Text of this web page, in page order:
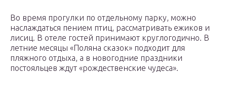
Во время прогулки по отдельному парку, можно
наслаждаться пением птиц, рассматривать ежиков и
лисиц. В отеле гостей принимают круглогодично. В
летние месяцы «Поляна сказок» подходит для
пляжного отдыха, а в новогодние праздники
постояльцев ждут «рождественские чудеса».